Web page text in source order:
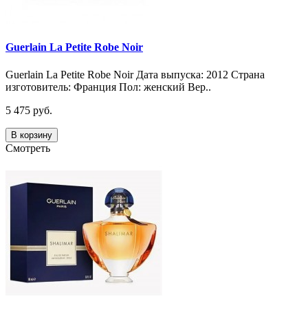
Guerlain La Petite Robe Noir
Guerlain La Petite Robe Noir Дата выпуска: 2012 Страна
изготовитель: Франция Пол: женский Вер..
5 475 руб.
В корзину
Смотреть